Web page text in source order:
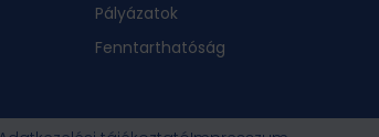
Pályázatok
Fenntarthatóság